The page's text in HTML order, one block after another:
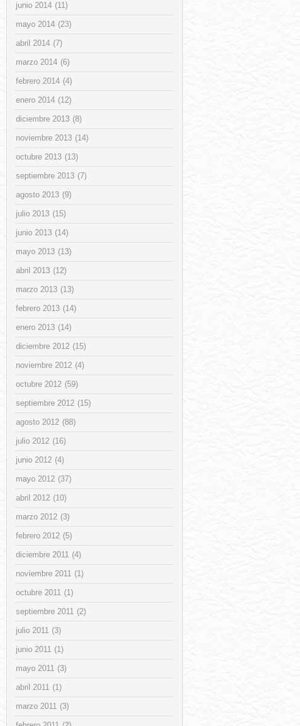
junio 2014 (11)
mayo 2014 (23)
abril 2014 (7)
marzo 2014 (6)
febrero 2014 (4)
enero 2014 (12)
diciembre 2013 (8)
noviembre 2013 (14)
octubre 2013 (13)
septiembre 2013 (7)
agosto 2013 (9)
julio 2013 (15)
junio 2013 (14)
mayo 2013 (13)
abril 2013 (12)
marzo 2013 (13)
febrero 2013 (14)
enero 2013 (14)
diciembre 2012 (15)
noviembre 2012 (4)
octubre 2012 (59)
septiembre 2012 (15)
agosto 2012 (88)
julio 2012 (16)
junio 2012 (4)
mayo 2012 (37)
abril 2012 (10)
marzo 2012 (3)
febrero 2012 (5)
diciembre 2011 (4)
noviembre 2011 (1)
octubre 2011 (1)
septiembre 2011 (2)
julio 2011 (3)
junio 2011 (1)
mayo 2011 (3)
abril 2011 (1)
marzo 2011 (3)